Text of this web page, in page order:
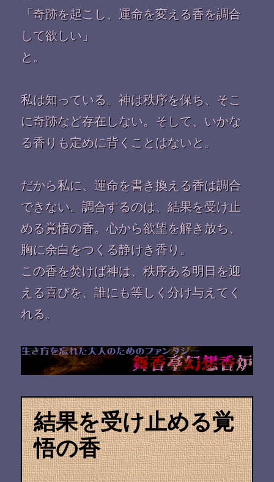
「奇跡を起こし、運命を変える香を調合
して欲しい」
と。
私は知っている。神は秩序を保ち、そこ
に奇跡など存在しない。そして、いかな
る香りも定めに背くことはないと。
だから私に、運命を書き換える香は調合
できない。調合するのは、結果を受け止
める覚悟の香。心から欲望を解き放ち、
胸に余白をつくる静けき香り。
この香を焚けば神は、秩序ある明日を迎
える喜びを、誰にも等しく分け与えてく
れる。
結果を受け止める覚
悟の香